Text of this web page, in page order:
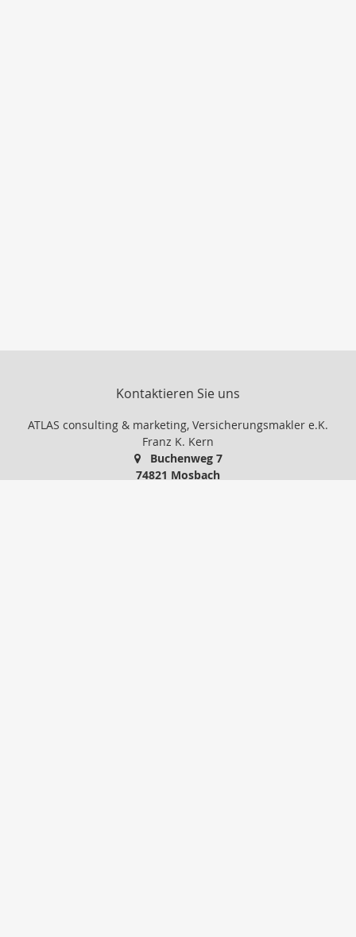
Kontaktieren Sie uns
ATLAS consulting & marketing, Versicherungsmakler e.K.
Franz K. Kern
Buchenweg 7
74821 Mosbach